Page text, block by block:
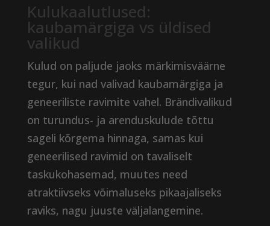
Kulukaalutlused:
kaubamärgiga vs üldised
valikud
Kulud on paljude jaoks märkimisväärne
tegur, kui nad valivad kaubamärgiga ja
geneeriliste ravimite vahel. Brändivalikud
on turundus- ja arenduskulude tõttu
sageli kõrgema hinnaga, samas kui
geneerilised ravimid on tavaliselt
taskukohasemad, muutes need
atraktiivseks võimaluseks pikaajaliseks
raviks, nagu juuste väljalangemine.